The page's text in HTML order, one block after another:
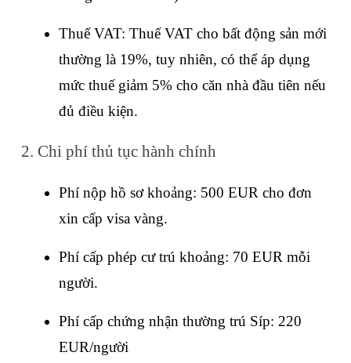
Thuế VAT: Thuế VAT cho bất động sản mới
thường là 19%, tuy nhiên, có thể áp dụng
mức thuế giảm 5% cho căn nhà đầu tiên nếu
đủ điều kiện.
2. Chi phí thủ tục hành chính
Phí nộp hồ sơ khoảng: 500 EUR cho đơn
xin cấp visa vàng.
Phí cấp phép cư trú khoảng: 70 EUR mỗi
người.
Phí cấp chứng nhận thường trú Síp: 220
EUR/người